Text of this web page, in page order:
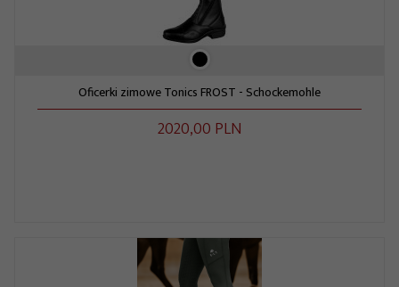
Oficerki zimowe Tonics FROST - Schockemohle
2020,00 PLN